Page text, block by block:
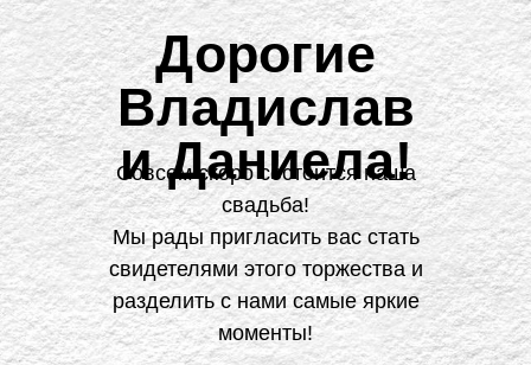
Дорогие
Владислав
и Даниела!
Совсем скоро состоится наша
свадьба!
Мы рады пригласить вас стать
свидетелями этого торжества и
разделить с нами самые яркие
моменты!